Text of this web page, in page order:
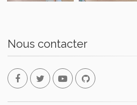
Nous contacter